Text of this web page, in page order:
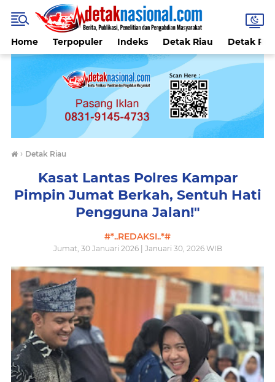
Home Terpopuler Indeks Detak Riau Detak
› Detak Riau
Kasat Lantas Polres Kampar
Pimpin Jumat Berkah, Sentuh Hati
Pengguna Jalan!"
#*..REDAKSI..*#
Jumat, 30 Januari 2026 | Januari 30, 2026 WIB